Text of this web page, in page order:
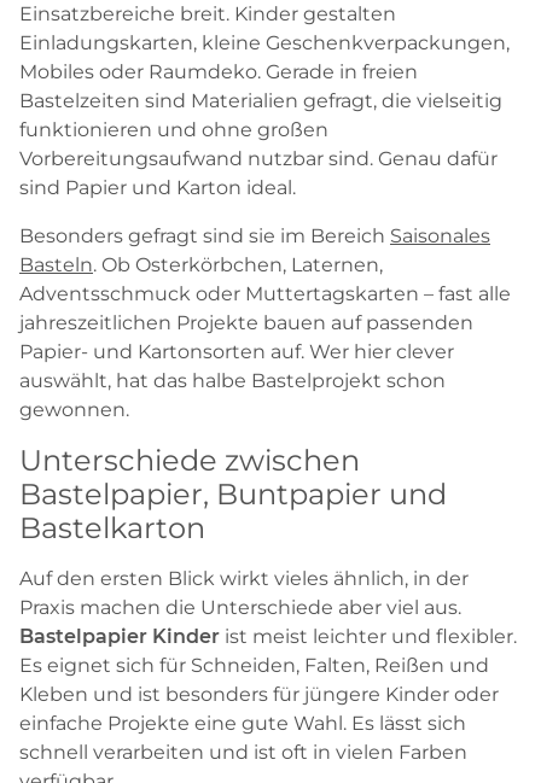
Einsatzbereiche breit. Kinder gestalten
Einladungskarten, kleine Geschenkverpackungen,
Mobiles oder Raumdeko. Gerade in freien
Bastelzeiten sind Materialien gefragt, die vielseitig
funktionieren und ohne großen
Vorbereitungsaufwand nutzbar sind. Genau dafür
sind Papier und Karton ideal.
Besonders gefragt sind sie im Bereich Saisonales
Basteln. Ob Osterkörbchen, Laternen,
Adventsschmuck oder Muttertagskarten – fast alle
jahreszeitlichen Projekte bauen auf passenden
Papier- und Kartonsorten auf. Wer hier clever
auswählt, hat das halbe Bastelprojekt schon
gewonnen.
Unterschiede zwischen
Bastelpapier, Buntpapier und
Bastelkarton
Auf den ersten Blick wirkt vieles ähnlich, in der
Praxis machen die Unterschiede aber viel aus.
Bastelpapier Kinder ist meist leichter und flexibler.
Es eignet sich für Schneiden, Falten, Reißen und
Kleben und ist besonders für jüngere Kinder oder
einfache Projekte eine gute Wahl. Es lässt sich
schnell verarbeiten und ist oft in vielen Farben